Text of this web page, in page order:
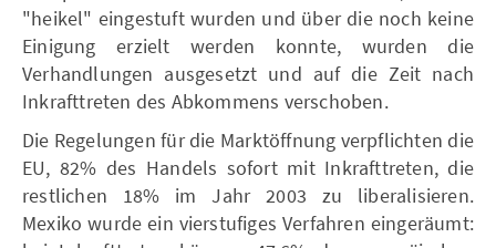
"heikel" eingestuft wurden und über die noch keine
Einigung erzielt werden konnte, wurden die
Verhandlungen ausgesetzt und auf die Zeit nach
Inkrafttreten des Abkommens verschoben.
Die Regelungen für die Marktöffnung verpflichten die
EU, 82% des Handels sofort mit Inkrafttreten, die
restlichen 18% im Jahr 2003 zu liberalisieren.
Mexiko wurde ein vierstufiges Verfahren eingeräumt: